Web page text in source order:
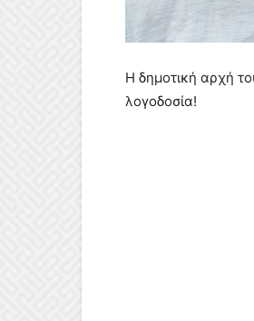
Η δημοτική αρχή
λογοδοσία!